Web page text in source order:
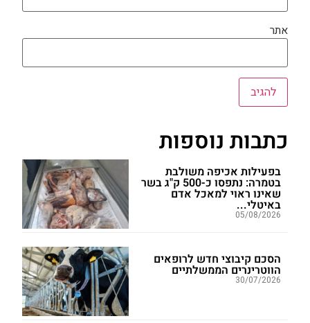
אתר
כתבות נוספות
בפעילות אכיפה משולבת
בטמרה: נתפסו כ-500 ק"ג בשר
שאינו ראוי למאכל אדם
באיטלי...
05/08/2026
הסכם קיבוצי חדש לרופאים
הווטרינרים הממשלתיים
30/07/2026